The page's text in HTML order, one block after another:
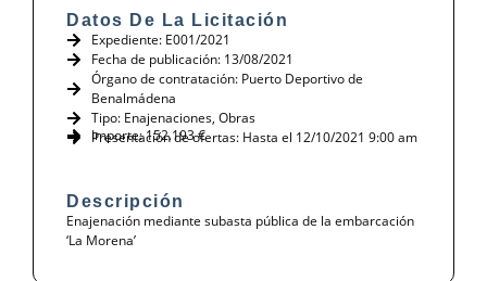
Datos De La Licitación
Expediente: E001/2021
Fecha de publicación: 13/08/2021
Órgano de contratación: Puerto Deportivo de
Benalmádena
Tipo: Enajenaciones, Obras
Presentación de ofertas: Hasta el 12/10/2021 9:00 am
Importe: 152.193 €
Descripción
Enajenación mediante subasta pública de la embarcación
‘La Morena’